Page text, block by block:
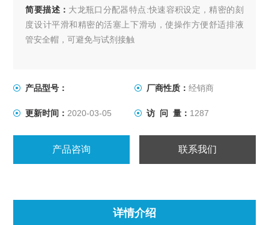
简要描述： 大龙瓶口分配器特点:快速容积设定，精密的刻
度设计平滑和精密的活塞上下滑动，使操作方便舒适排液
管安全帽，可避免与试剂接触
产品型号： 厂商性质： 经销商
更新时间： 2020-03-05 访 问 量： 1287
产品咨询 联系我们
详情介绍